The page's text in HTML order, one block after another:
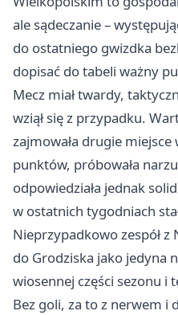
ale sądeczanie –
do ostatniego gwizdka
dopisać do tabeli ważny
Mecz miał twardy,
wziął się z przypadku.
zajmowała drugie miejsce
punktów, próbowała
odpowiedziała jednak
w ostatnich tygodniach
Nieprzypadkowo zespół z
do Grodziska jako jedyna
wiosennej części sezonu i
Bez goli, za to z nerwem i